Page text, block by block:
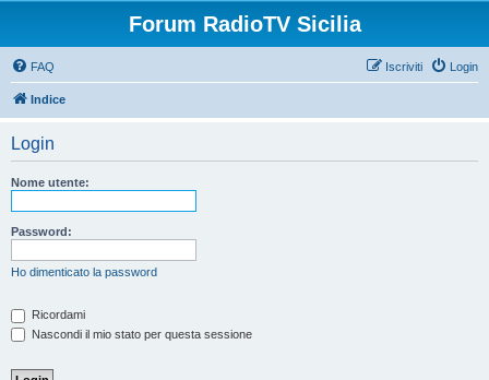
Forum RadioTV Sicilia
FAQ Login
Iscriviti
Indice
Login
Nome utente:
Password:
Ho dimenticato la password
Ricordami
Nascondi il mio stato per questa sessione